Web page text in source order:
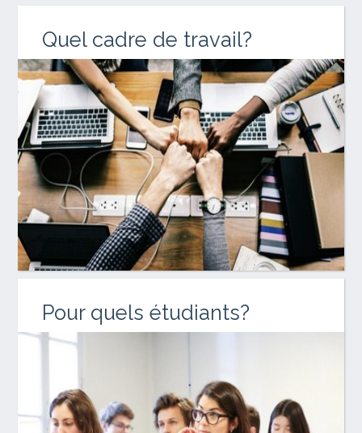
Quel cadre de travail?
Pour quels étudiants?